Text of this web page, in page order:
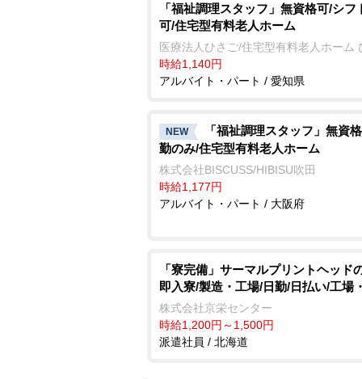
「福祉調理スタッフ」無資格可/シフ
可/住宅型有料老人ホーム
医療法人ひさご/住宅型有料老人ホーム
時給1,140円
アルバイト・パート / 愛知県
NEW
「福祉調理スタッフ」無資
勤のみ/住宅型有料老人ホーム
株式会社BISCUSS/HIBISU吹田
時給1,177円
アルバイト・パート / 大阪府
「寮完備」サーマルプリントヘッド
即入寮/製造・工場/日勤/日払い/工場
株式会社京栄センター
時給1,200円～1,500円
派遣社員 / 北海道